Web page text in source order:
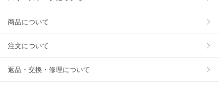
商品について
注文について
返品・交換・修理について